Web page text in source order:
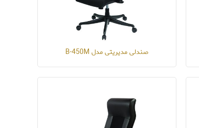
صندلی مدیریتی مدل B-450M